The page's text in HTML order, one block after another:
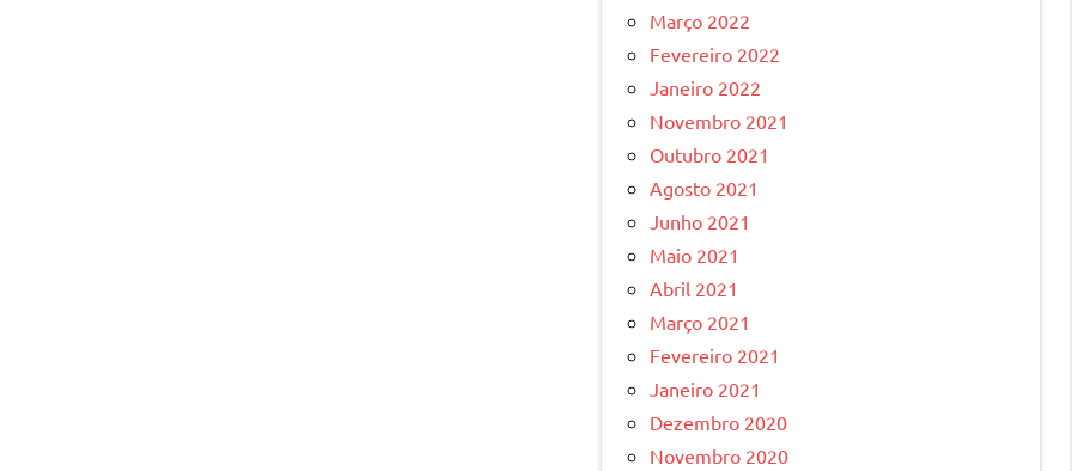
Março 2022
Fevereiro 2022
Janeiro 2022
Novembro 2021
Outubro 2021
Agosto 2021
Junho 2021
Maio 2021
Abril 2021
Março 2021
Fevereiro 2021
Janeiro 2021
Dezembro 2020
Novembro 2020